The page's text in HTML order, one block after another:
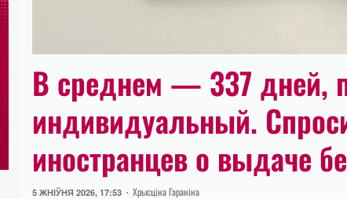
В среднем — 337 дней,
индивидуальный.
иностранцев о выдаче
5 ЖНІЎНЯ 2026, 17:53 Author
Хрысціна Гараніна